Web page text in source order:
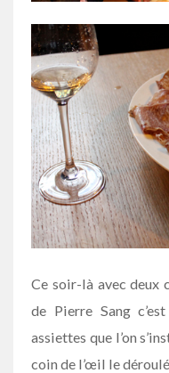
Ce soir-là avec deux
de Pierre Sang
assiettes que l’on
coin de l’œil le